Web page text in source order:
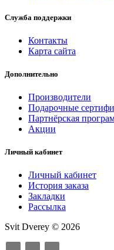
Служба поддержки
Контакты
Карта сайта
Дополнительно
Производители
Подарочные
Партнёрская
Акции
Личный кабинет
Личный кабинет
История заказа
Закладки
Рассылка
Svit Dverey © 2026